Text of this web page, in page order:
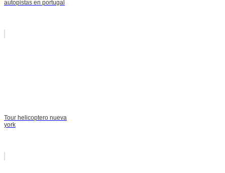
autopistas en portugal
Tour helicoptero nueva
york